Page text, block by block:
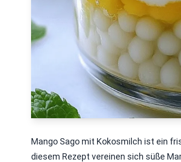
Mango Sago mit Kokosmilch ist ein
diesem Rezept vereinen sich süße